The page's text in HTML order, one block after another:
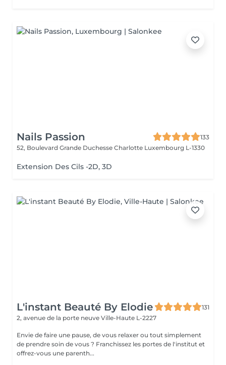
Nails Passion
133
52, Boulevard Grande Duchesse Charlotte Luxembourg L-1330
Extension Des Cils -2D, 3D
L'instant Beauté By Elodie
131
2, avenue de la porte neuve Ville-Haute L-2227
Envie de faire une pause, de vous relaxer ou tout simplement
de prendre soin de vous ? Franchissez les portes de l'institut et
offrez-vous une parenth...